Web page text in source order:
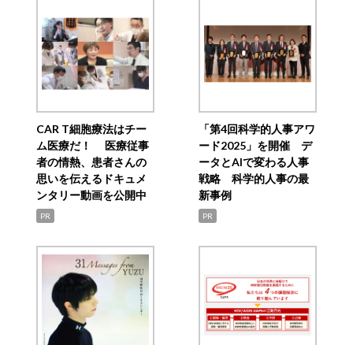
CAR T細胞療法はチー
ム医療だ！ 医療従事
者の情熱、患者さんの
思いを伝えるドキュメ
ンタリー動画を公開中
PR
「第4回科学的人事アワ
ード2025」を開催 デ
ータとAIで変わる人事
戦略 科学的人事の最
新事例
PR